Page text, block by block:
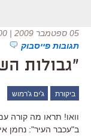
05 ספטמבר 2009 | 11:00
תגובות פייסבוק
"גבולות
ביקורת ג'ים ג'רמוש
וואו! תראו מה קורה